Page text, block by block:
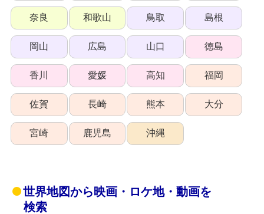
奈良 和歌山 鳥取 島根
岡山 広島 山口 徳島
香川 愛媛 高知 福岡
佐賀 長崎 熊本 大分
宮崎 鹿児島 沖縄
世界地図から映画・ロケ地・動画を
検索